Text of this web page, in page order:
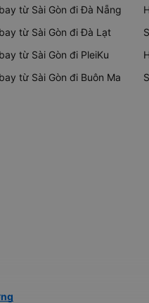
từ Sài Gòn đi Đà Nẵng
từ Sài Gòn đi Đà Lạt
từ Sài Gòn đi PleiKu
từ Sài Gòn đi Buôn Ma